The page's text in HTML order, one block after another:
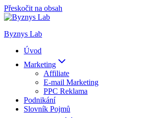
Přeskočit na obsah
Byznys Lab
Úvod
Marketing
Affiliate
E-mail Marketing
PPC Reklama
Podnikání
Slovník Pojmů